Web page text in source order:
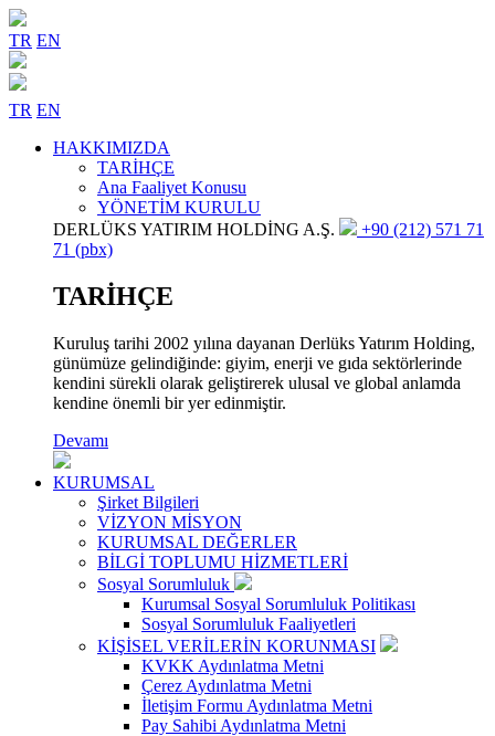
TR EN
TR EN
HAKKIMIZDA
TARİHÇE
Ana Faaliyet Konusu
YÖNETİM KURULU
DERLÜKS YATIRIM HOLDİNG A.Ş.
+90 (212) 571 71
71 (pbx)
TARİHÇE
Kuruluş tarihi 2002 yılına dayanan Derlüks Yatırım Holding,
günümüze gelindiğinde: giyim, enerji ve gıda sektörlerinde
kendini sürekli olarak geliştirerek ulusal ve global anlamda
kendine önemli bir yer edinmiştir.
Devamı
KURUMSAL
Şirket Bilgileri
VİZYON MİSYON
KURUMSAL DEĞERLER
BİLGİ TOPLUMU HİZMETLERİ
Sosyal Sorumluluk
Kurumsal Sosyal Sorumluluk Politikası
Sosyal Sorumluluk Faaliyetleri
KİŞİSEL VERİLERİN KORUNMASI
KVKK Aydınlatma Metni
Çerez Aydınlatma Metni
İletişim Formu Aydınlatma Metni
Pay Sahibi Aydınlatma Metni